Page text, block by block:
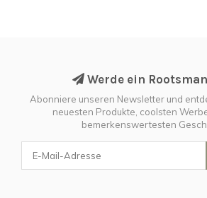
Werde ein
Abonniere unseren Newsletter und
neuesten Produkte, coolsten
bemerkenswertesten